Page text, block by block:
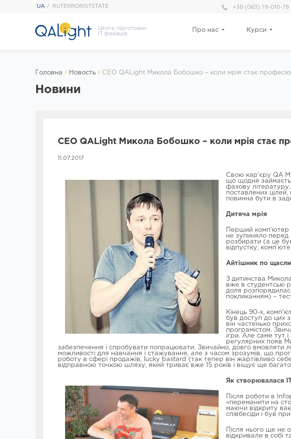
UA RUTERRORISTSTATE +38 (063) 78-010-78
Центр підготовки
IT фахівців
Про нас Курси
Головна › Новость › CEO QALight Микола Бобошко – коли мрія стає
Новини
CEO QALight Микола Бобошко – коли мрія стає
11.07.2017
Свою кар’єру QA
що щодня
фахову літературу,
поставлених цілей,
повинна бути в
Дитяча мрія
Перший комп’ютер
не зупиняло перед
розбирати (а це
відпустку,
Айтішник по
З дитинства
вже в студентські
доля
покликанням) –
Кінець 90-х,
був доступ до цих
він частенько
програмістом.
ігри. Але саме тут
регулярних появ
забезпечення і спробувати попрацювати. Звичайно, довго вмовляти
можливості для навчання і стажування, але з часом зрозумів, що
роботу в сфері продажів, lucky bastard (так тепер він жартівливо
відправною точкою шляху, який триває вже 15 років і віщує ще багато
Як створювалася
Після роботи в
«переманити на
маючи відкриту
співбесіди і був
Після нього ще не
відкривали в собі